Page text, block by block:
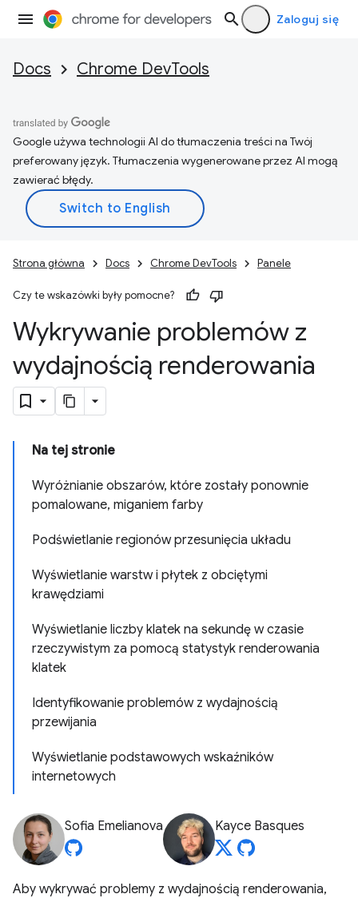
Zaloguj się
Docs Chrome DevTools
Google używa technologii AI do tłumaczenia treści na Twój
preferowany język. Tłumaczenia wygenerowane przez AI mogą
zawierać błędy.
Strona główna Docs Chrome DevTools Panele
Czy te wskazówki były pomocne?
Wykrywanie problemów z
wydajnością renderowania
Na tej stronie
Wyróżnianie obszarów, które zostały ponownie
pomalowane, miganiem farby
Podświetlanie regionów przesunięcia układu
Wyświetlanie warstw i płytek z obciętymi
krawędziami
Wyświetlanie liczby klatek na sekundę w czasie
rzeczywistym za pomocą statystyk renderowania
klatek
Identyfikowanie problemów z wydajnością
przewijania
Wyświetlanie podstawowych wskaźników
internetowych
Sofia Emelianova Kayce Basques
Aby wykrywać problemy z wydajnością renderowania,